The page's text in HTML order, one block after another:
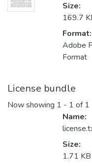
Size:
169.7
Format:
Adobe
Format
License bundle
Now showing 1 - 1 of 1
Name:
Size:
1.71 KB